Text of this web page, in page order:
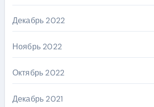
Декабрь 2022
Ноябрь 2022
Октябрь 2022
Декабрь 2021